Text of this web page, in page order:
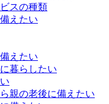
スの種類
えたい
えたい
暮らしたい
親の老後に備えたい